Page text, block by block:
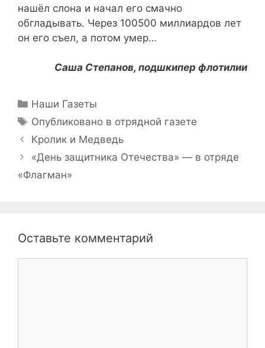
нашёл слона и начал его смачно
обгладывать. Через 100500 миллиардов лет
он его съел, а потом умер…
Саша Степанов, подшкипер флотилии
Рубрики
Наши Газеты
Метки
Опубликовано в отрядной газете
Навигация
записи
Кролик и Медведь
«День защитника Отечества» — в отряде
«Флагман»
Оставьте комментарий